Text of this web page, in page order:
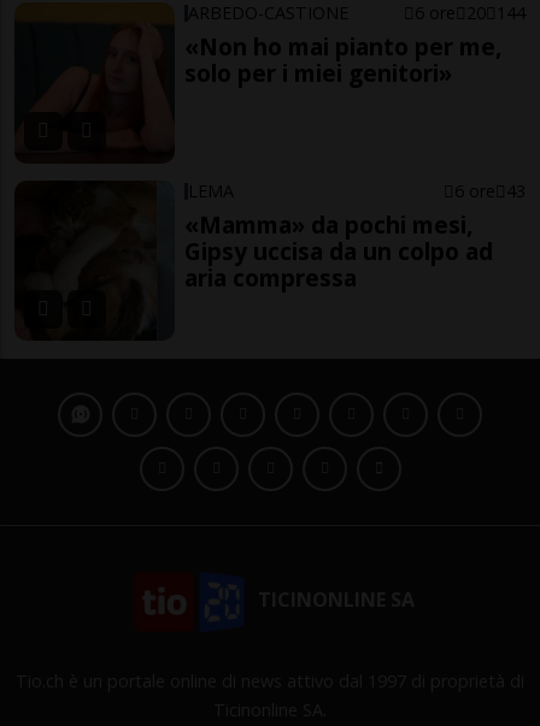
ARBEDO-CASTIONE 6 ore 20 144
«Non ho mai pianto per me,
solo per i miei genitori»
LEMA 6 ore 43
«Mamma» da pochi mesi,
Gipsy uccisa da un colpo ad
aria compressa